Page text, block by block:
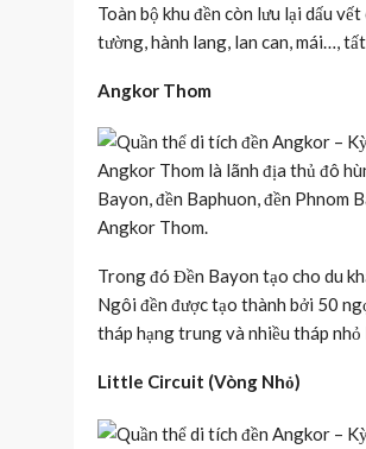
Toàn bộ khu đền còn lưu lại dấu
tường, hành lang, lan can, mái…,
Angkor Thom
Angkor Thom là lãnh địa thủ đô
Bayon, đền Baphuon, đền Phnom
Angkor Thom.
Trong đó Đền Bayon tạo cho du
Ngôi đền được tạo thành bởi 50
tháp hạng trung và nhiều tháp nhỏ
Little Circuit (Vòng Nhỏ)